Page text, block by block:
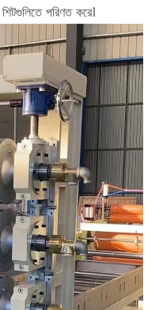
পরিণত করে।